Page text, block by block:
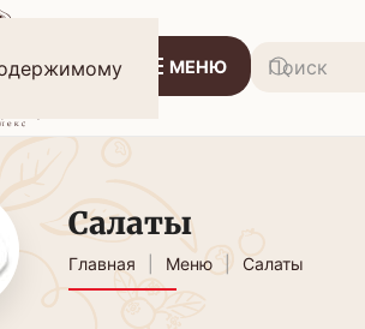
МЕНЮ
Салаты
Главная Меню Салаты